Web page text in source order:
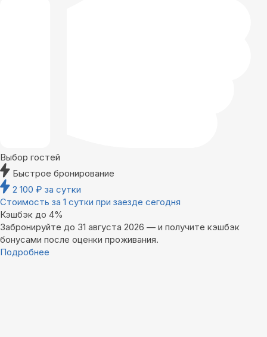
Выбор гостей
Быстрое бронирование
2 100 ₽ за сутки
Стоимость за 1 сутки при заезде сегодня
Кэшбэк до 4%
Забронируйте до 31 августа 2026 — и получите кэшбэк
бонусами после оценки проживания.
Подробнее